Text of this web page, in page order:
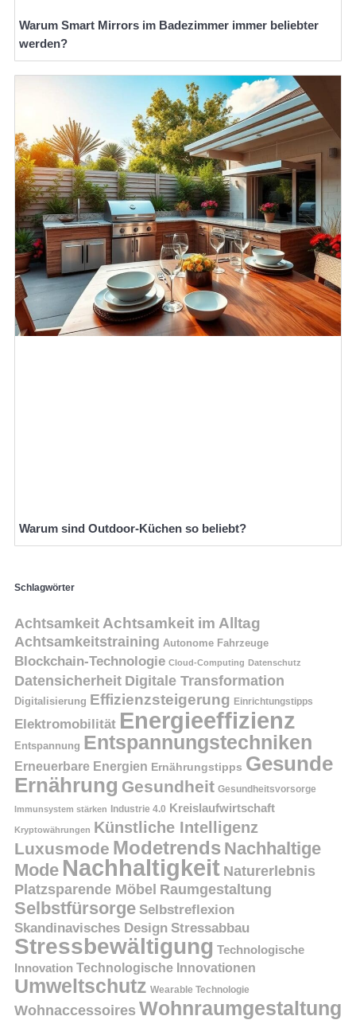
Warum Smart Mirrors im Badezimmer immer beliebter
werden?
Warum sind Outdoor-Küchen so beliebt?
Schlagwörter
Achtsamkeit Achtsamkeit im Alltag
Achtsamkeitstraining Autonome Fahrzeuge
Blockchain-Technologie Cloud-Computing Datenschutz
Datensicherheit Digitale Transformation
Digitalisierung Effizienzsteigerung Einrichtungstipps
Elektromobilität Energieeffizienz
Entspannung Entspannungstechniken
Erneuerbare Energien Ernährungstipps Gesunde
Ernährung Gesundheit Gesundheitsvorsorge
Immunsystem stärken Industrie 4.0 Kreislaufwirtschaft
Kryptowährungen Künstliche Intelligenz
Luxusmode Modetrends Nachhaltige
Mode Nachhaltigkeit Naturerlebnis
Platzsparende Möbel Raumgestaltung
Selbstfürsorge Selbstreflexion
Skandinavisches Design Stressabbau
Stressbewältigung Technologische
Innovation Technologische Innovationen
Umweltschutz Wearable Technologie
Wohnaccessoires Wohnraumgestaltung